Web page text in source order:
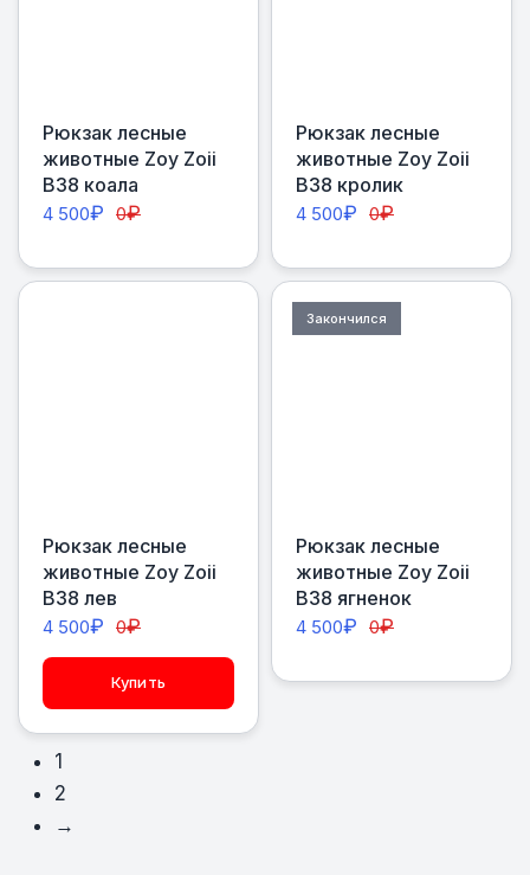
Рюкзак лесные
животные Zoy Zoii
В38 коала
4 500₽ 0₽
Рюкзак лесные
животные Zoy Zoii
В38 кролик
4 500₽ 0₽
Рюкзак лесные
животные Zoy Zoii
В38 лев
4 500₽ 0₽
Купить
Закончился
Рюкзак лесные
животные Zoy Zoii
В38 ягненок
4 500₽ 0₽
1
2
→